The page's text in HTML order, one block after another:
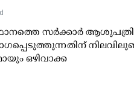
സര്‍ക്കാര്‍
ഒഴിവാക്ക